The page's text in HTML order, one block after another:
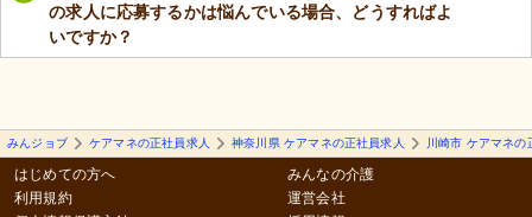
の求人に応募するかは悩んでいる場合、どうすればよ
いですか？
みんジョブ ケアマネの正社員求人 神奈川県 ケアマネの正社員求人 川崎市 ケアマネの
はじめての方へ
利用規約
みんなの介護
運営会社